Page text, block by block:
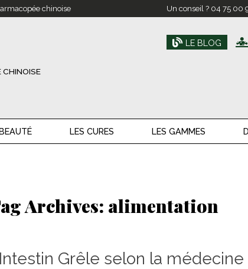
chinoise Un conseil ? 04 75 00
CHINOISE
LE BLOG
LES CURES LES GAMMES
Archives: alimentation
Grêle selon la